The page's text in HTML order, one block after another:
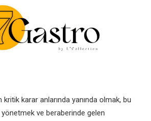
kritik karar anlarında yanında olmak, bu
ve beraberinde gelen